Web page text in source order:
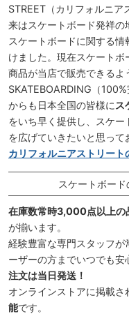
STREET（カリフォルニア
来はスケートボード発祥
スケートボードに関する
けました。現在スケート
商品が当店で販売できる
SKATEBOARDING（
からも日本全国の皆様に ス
をいち早く提供し、スケ
を広げていきたいと思って
カリフォルニアストリート
スケートボー
在庫数常時3,000点以上の
が揃います。
経験豊富な専門スタッフ
ーザーの方までいつでも安
注文は当日発送！
オンラインストアに掲載さ
能です。